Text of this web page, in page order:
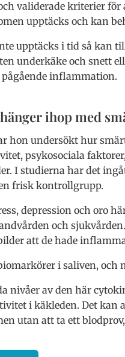
validerade kriterier
upptäcks och kan
upptäcks i tid så kan
underkäke och snett
inflammation.
ihop med
hon undersökt hur
psykosociala
I studierna har det
frisk kontrollgrupp.
depression och oro
och
att de hade
i saliven,
nivåer av den här
i käkleden. Det kan
utan att ta ett